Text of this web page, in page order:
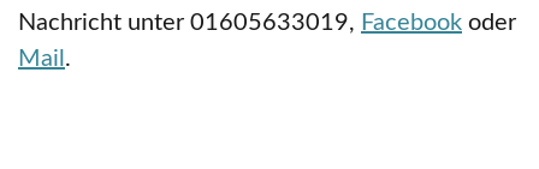
Nachricht unter 01605633019, Facebook oder
Mail .